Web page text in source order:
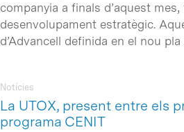
companyia a finals d’aquest
desenvolupament estratègic.
d’Advancell definida en el nou
La UTOX, present entre els
programa CENIT
Notícies